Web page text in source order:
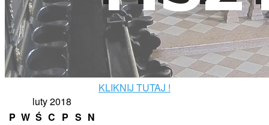
KLIKNIJ TUTAJ !
luty 2018
P W Ś C P S N